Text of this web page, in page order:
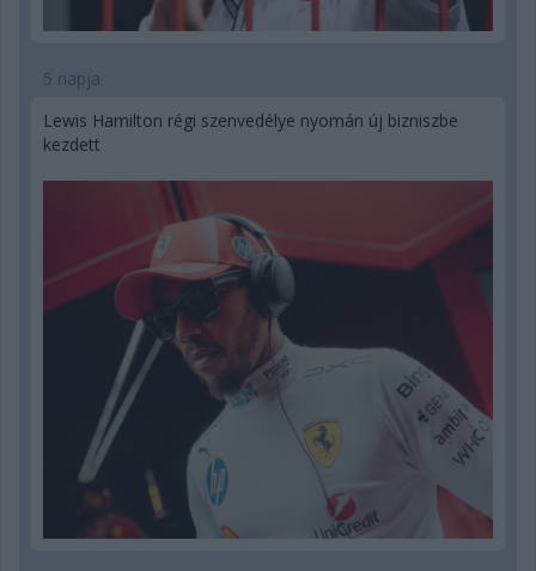
5 napja
Lewis Hamilton régi szenvedélye nyomán új bizniszbe
kezdett